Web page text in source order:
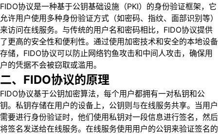
FIDO协议是一种基于公钥基础设施（PKI）的身份验证框架，它
允许用户使用多种身份验证方式（如密码、指纹、面部识别等）
来访问在线服务。与传统的用户名和密码相比，FIDO协议提供
了更高的安全性和便利性。通过使用加密技术和安全的本地设备
存储，FIDO协议可以防止网络钓鱼攻击和中间人攻击，确保用
户的凭据不会被窃取或滥用。
二、FIDO协议的原理
FIDO协议基于公钥加密算法，每个用户都拥有一对私钥和公
钥。私钥存储在用户的设备上，公钥则与在线服务共享。当用户
需要进行身份验证时，他们使用私钥对一段信息进行签名，然后
将签名发送给在线服务。在线服务使用用户的公钥来验证签名的